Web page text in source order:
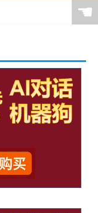
☚